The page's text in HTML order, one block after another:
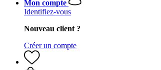
Mon compte
Identifiez-vous
Nouveau client ?
Créer un compte